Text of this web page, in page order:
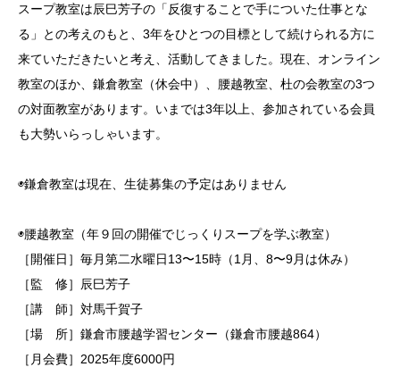
スープ教室は辰巳芳子の「反復することで手についた仕事とな
る」との考えのもと、3年をひとつの目標として続けられる方に
来ていただきたいと考え、活動してきました。現在、オンライン
教室のほか、鎌倉教室（休会中）、腰越教室、杜の会教室の3つ
の対面教室があります。いまでは3年以上、参加されている会員
も大勢いらっしゃいます。
◉鎌倉教室は現在、生徒募集の予定はありません
◉腰越教室（年９回の開催でじっくりスープを学ぶ教室）
［開催日］毎月第二水曜日13〜15時（1月、8〜9月は休み）
［監 修］辰巳芳子
［講 師］対馬千賀子
［場 所］鎌倉市腰越学習センター（鎌倉市腰越864）
［月会費］2025年度6000円